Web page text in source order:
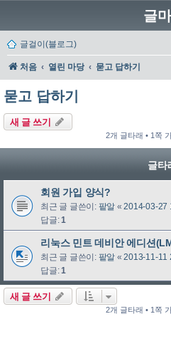
글
글걸이(블로그)
처음 열린 마당 묻고 답하기
묻고 답하기
새 글 쓰기
2개 글타래 • 1쪽
글타
회원 가입 양식?
최근 글 글쓴이: 팥알 «2014-03-27
답글:1
리눅스 민트 데비안 에디션
최근 글 글쓴이: 팥알 «2013-11-11
답글:1
새 글 쓰기
2개 글타래 • 1쪽